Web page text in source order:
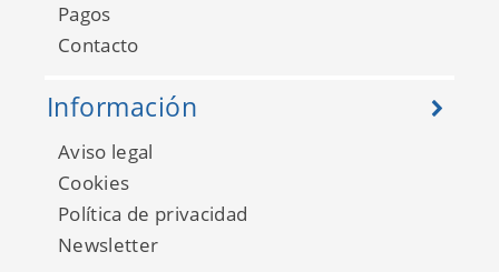
Seychelles FD26402
Pagos
Contacto
Información
Aviso legal
Cookies
Política de privacidad
Newsletter